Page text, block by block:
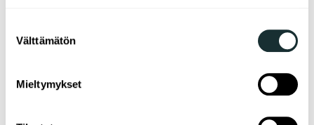
Kerätä tietoja maantieteellisestä sijainnistasi,
ominaispiirteitä aktiivisesti (sormenjäljen
valinta
Välttämätön
Mieltymykset